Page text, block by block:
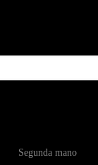
Segunda mano